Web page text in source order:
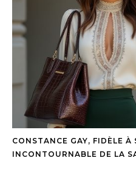
CONSTANCE GAY, FIDÈLE À
INCONTOURNABLE DE LA